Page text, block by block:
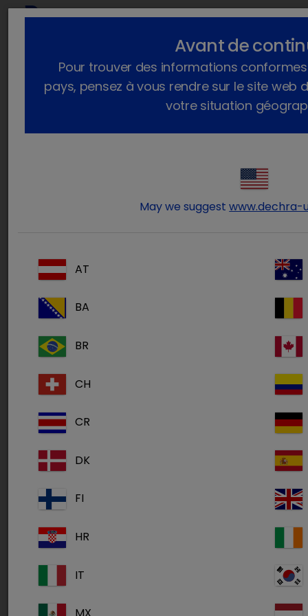
2025
Juillet
L'obésité chez le chien
Nouvelle ressource vétérinaire :
Avant de
Pour trouver des informations
pays, pensez à vous rendre sur le site web
votre situation
May we suggestwww.dechra-
AT
BA
BR
CH
CR
DK
FI
HR
IT